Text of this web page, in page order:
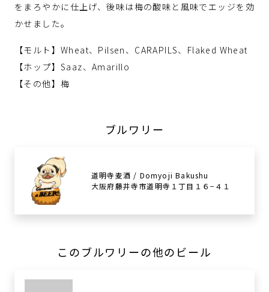
をまろやかに仕上げ、後味は梅の酸味と風味でエッジを効
かせました。
【モルト】Wheat、Pilsen、CARAPILS、Flaked Wheat
【ホップ】Saaz、Amarillo
【その他】梅
ブルワリー
道明寺麦酒 / Domyoji Bakushu
大阪府藤井寺市道明寺１丁目１６−４１
このブルワリーの他のビール